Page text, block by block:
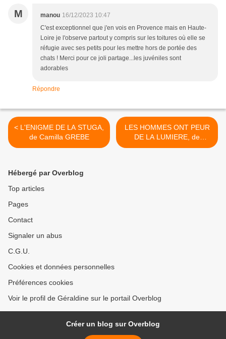
M manou 16/12/2023 10:47
C'est exceptionnel que j'en vois en Provence mais en Haute-
Loire je l'observe partout y compris sur les toitures où elle se
réfugie avec ses petits pour les mettre hors de portée des
chats ! Merci pour ce joli partage...les juvéniles sont
adorables
Répondre
< L'ENIGME DE LA STUGA,
de Camilla GREBE
LES HOMMES ONT PEUR
DE LA LUMIERE, de
Douglas KENNEDY >
Hébergé par Overblog
Top articles
Pages
Contact
Signaler un abus
C.G.U.
Cookies et données personnelles
Préférences cookies
Voir le profil de Géraldine sur le portail Overblog
Créer un blog sur Overblog